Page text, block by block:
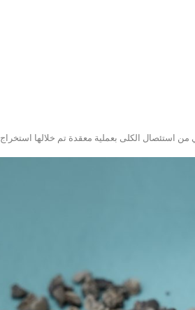
بعملية معقدة تم خلالها استخراج 200 حصوة عبر الظهر.